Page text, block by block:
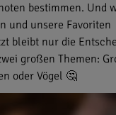
bestimmen. Und
und unsere Favoriten
bleibt nur die
großen Themen:
oder Vögel 🤔